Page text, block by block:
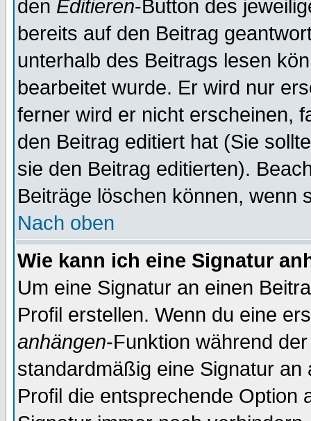
den Editieren-Button des
bereits auf den Beitrag
unterhalb des Beitrags lesen
bearbeitet wurde. Er wird nur
ferner wird er nicht erscheinen,
den Beitrag editiert hat (Sie
sie den Beitrag editierten).
Beiträge löschen können, wenn
Nach oben
Wie kann ich eine Signatur
Um eine Signatur an einen
Profil erstellen. Wenn du eine
anhängen-Funktion während
standardmäßig eine Signatur
Profil die entsprechende Option